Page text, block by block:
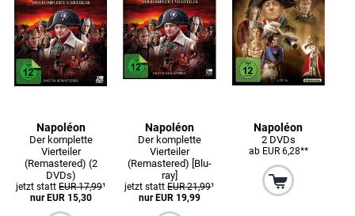
Napoléon
Der komplette
Vierteiler
(Remastered) (2
DVDs)
jetzt stattEUR 17,99¹
nur EUR 15,30
Napoléon
Der komplette
Vierteiler
(Remastered) [Blu-
ray]
jetzt stattEUR 21,99¹
nur EUR 19,99
Napoléon
2 DVDs
ab EUR 6,28**